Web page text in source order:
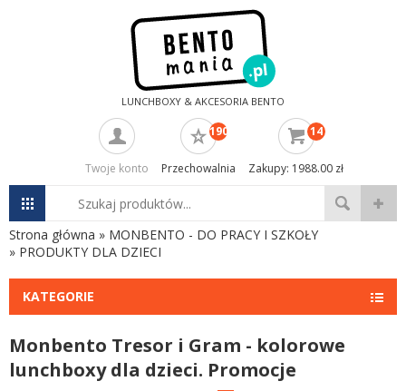
LUNCHBOXY & AKCESORIA BENTO
Twoje konto
190
Przechowalnia
14
Zakupy: 1988.00 zł
Strona główna » MONBENTO - DO PRACY I SZKOŁY
» PRODUKTY DLA DZIECI
KATEGORIE
Monbento Tresor i Gram - kolorowe
lunchboxy dla dzieci. Promocje